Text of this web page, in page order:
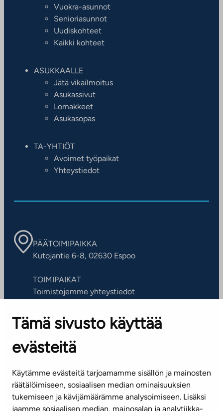
Tämä sivusto käyttää
evästeitä
Käytämme evästeitä tarjoamamme sisällön ja mainosten
räätälöimiseen, sosiaalisen median ominaisuuksien
tukemiseen ja kävijämäärämme analysoimiseen. Lisäksi
jaamme sosiaalisen median, mainosalan ja analytiikka-
Vuokra-asunnot
Senioriasunnot
Uudiskohteet
Kaikki kohteet
ASUKKAALLE
Jätä vikailmoitus
Asukassivut
Lomakkeet
Asukasopas
TA-YHTIÖT
Avoimet työpaikat
Yhteystiedot
PÄÄTOIMIPAIKKA
Kutojantie 6-8, 02630 Espoo
TOIMIPAIKAT
Toimistojemme yhteystiedot
ASIAKASPALVELUKESKUS
Puh. 045 7734 3777
(arkisin klo 8-16)
info@ta.fi